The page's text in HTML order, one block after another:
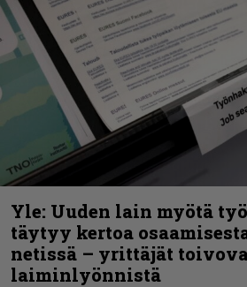
Yle: Uuden lain myötä
täytyy kertoa
netissä – yrittäjät
laiminlyönnistä